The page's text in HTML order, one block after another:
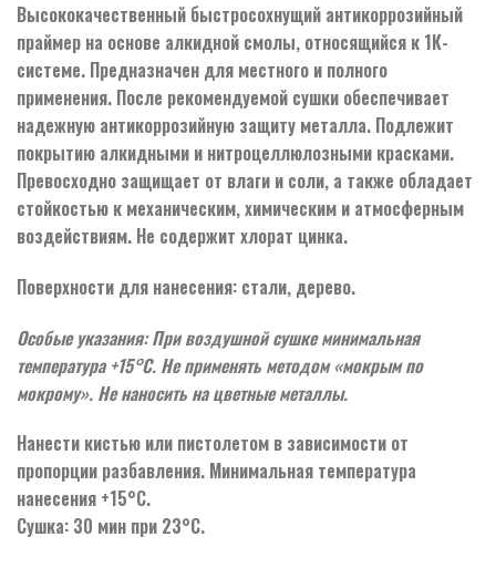
Высококачественный быстросохнущий антикоррозийный
праймер на основе алкидной смолы, относящийся к 1К-
системе. Предназначен для местного и полного
применения. После рекомендуемой сушки обеспечивает
надежную антикоррозийную защиту металла. Подлежит
покрытию алкидными и нитроцеллюлозными красками.
Превосходно защищает от влаги и соли, а также обладает
стойкостью к механическим, химическим и атмосферным
воздействиям. Не содержит хлорат цинка.
Поверхности для нанесения: стали, дерево.
Особые указания: При воздушной сушке минимальная
температура +15°С. Не применять методом «мокрым по
мокрому». Не наносить на цветные металлы.
Нанести кистью или пистолетом в зависимости от
пропорции разбавления. Минимальная температура
нанесения +15°С.
Сушка: 30 мин при 23°С.